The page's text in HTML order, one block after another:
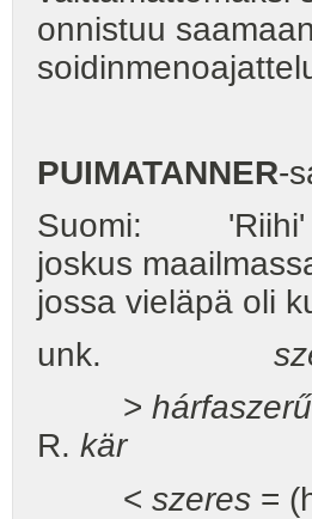
onnistuu
PUIMATANNER-
Suomi: 'Riihi' ja
joskus
jossa vieläpä oli
unk.
>
R. kär
< szeres =